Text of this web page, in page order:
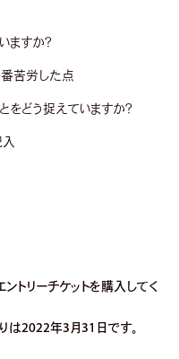
ますか？
苦労した点
どう捉えていますか？
トリーチケットを購入してく
は2022年3月31日です。